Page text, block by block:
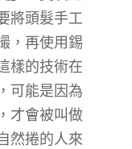
將頭髮手工
，再使用錫
樣的技術在
可能是因為
才會被叫做
然捲的人來